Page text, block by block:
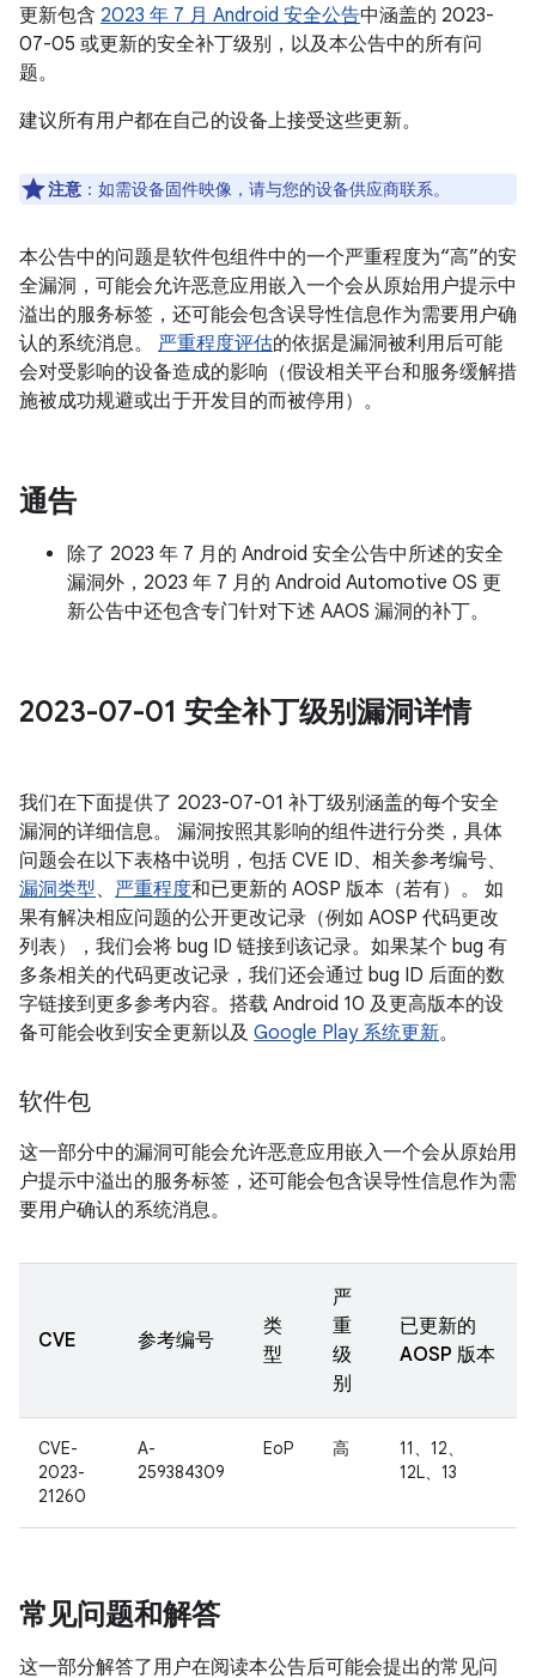
更新包含 2023 年 7 月 Android 安全公告中涵盖的 2023-
07-05 或更新的安全补丁级别，以及本公告中的所有问
题。
建议所有用户都在自己的设备上接受这些更新。
注意 ：如需设备固件映像，请与您的设备供应商联系。
本公告中的问题是软件包组件中的一个严重程度为“高”的安
全漏洞，可能会允许恶意应用嵌入一个会从原始用户提示中
溢出的服务标签，还可能会包含误导性信息作为需要用户确
认的系统消息。 严重程度评估的依据是漏洞被利用后可能
会对受影响的设备造成的影响（假设相关平台和服务缓解措
施被成功规避或出于开发目的而被停用）。
通告
除了 2023 年 7 月的 Android 安全公告中所述的安全
漏洞外，2023 年 7 月的 Android Automotive OS 更
新公告中还包含专门针对下述 AAOS 漏洞的补丁。
2023-07-01 安全补丁级别漏洞详情
我们在下面提供了 2023-07-01 补丁级别涵盖的每个安全
漏洞的详细信息。 漏洞按照其影响的组件进行分类，具体
问题会在以下表格中说明，包括 CVE ID、相关参考编号、
漏洞类型、 严重程度和已更新的 AOSP 版本（若有）。 如
果有解决相应问题的公开更改记录（例如 AOSP 代码更改
列表），我们会将 bug ID 链接到该记录。如果某个 bug 有
多条相关的代码更改记录，我们还会通过 bug ID 后面的数
字链接到更多参考内容。搭载 Android 10 及更高版本的设
备可能会收到安全更新以及 Google Play 系统更新。
软件包
这一部分中的漏洞可能会允许恶意应用嵌入一个会从原始用
户提示中溢出的服务标签，还可能会包含误导性信息作为需
要用户确认的系统消息。
CVE 参考编号
类
型
严
重
级
别
已更新的
AOSP 版本
CVE-
2023-
21260
A-
259384309
EoP 高
11、12、
12L、13
常见问题和解答
这一部分解答了用户在阅读本公告后可能会提出的常见问